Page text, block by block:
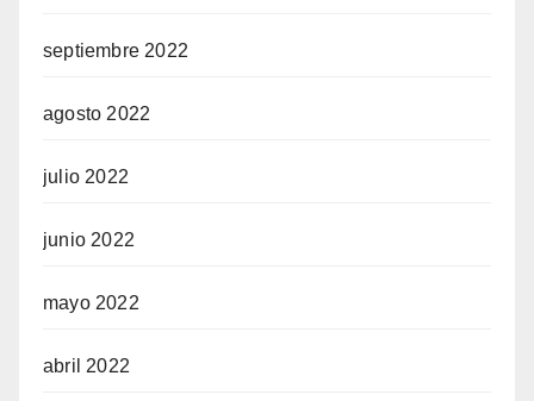
septiembre 2022
agosto 2022
julio 2022
junio 2022
mayo 2022
abril 2022